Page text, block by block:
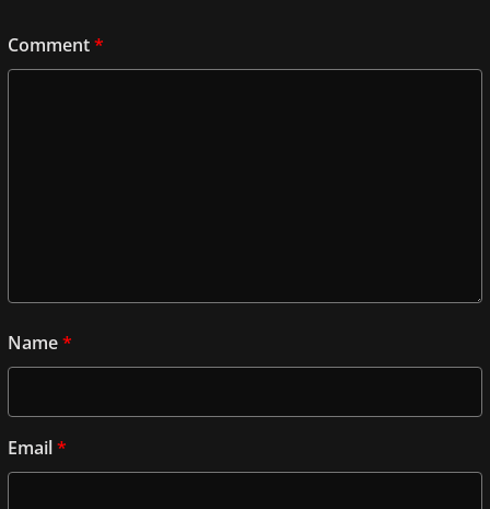
Comment*
Name*
Email*